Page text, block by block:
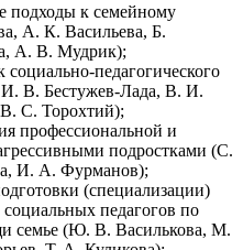
подходы к семейному
А. К. Васильева, Б.
А. В. Мудрик);
социально-педагогического
В. Бестужев-Лада, В. И.
С. Торохтий);
профессиональной и
подростками (С.
И. А. Фурманов);
(специализации)
педагогов по
семье (Ю. В. Василькова, М.